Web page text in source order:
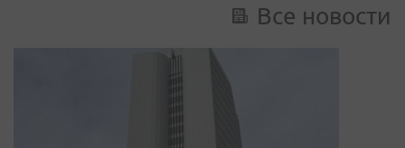
Все новости